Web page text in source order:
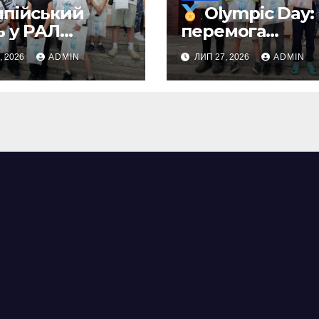
у РАЛ
спорт,
та
емоції
2026 ADMIN
Olympic Day:
перемога
починається з
першого кроку
ЛИП 27, 2026 ADMIN